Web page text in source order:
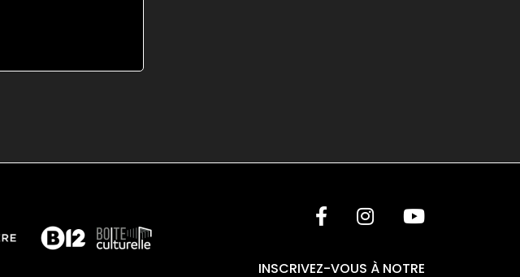
INSCRIVEZ-VOUS À NOTRE